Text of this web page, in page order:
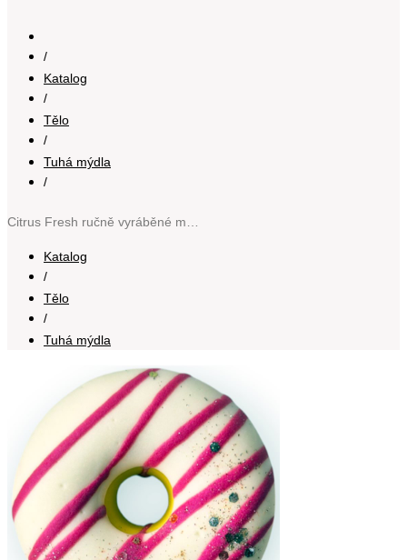
/
Katalog
/
Tělo
/
Tuhá mýdla
/
Katalog
/
Tělo
/
Tuhá mýdla